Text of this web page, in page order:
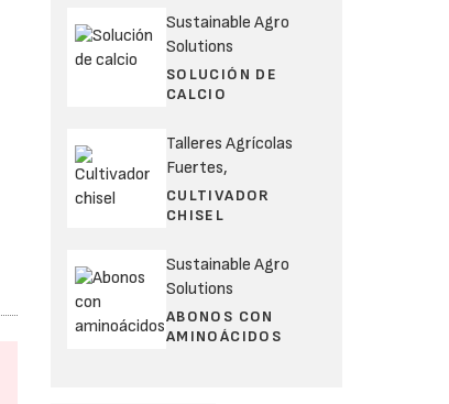
Sustainable Agro
Solutions
SOLUCIÓN DE
CALCIO
Talleres Agrícolas
Fuertes,
CULTIVADOR
CHISEL
Sustainable Agro
Solutions
ABONOS CON
AMINOÁCIDOS